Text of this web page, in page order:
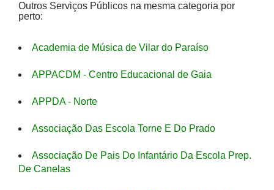
Outros Serviços Públicos na mesma categoria por
perto:
Academia de Música de Vilar do Paraíso
APPACDM - Centro Educacional de Gaia
APPDA - Norte
Associação Das Escola Torne E Do Prado
Associação De Pais Do Infantário Da Escola Prep.
De Canelas